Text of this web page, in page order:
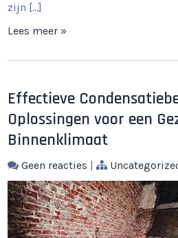
zijn […]
Lees meer »
Effectieve
Oplossingen voor een
Binnenklimaat
Geen reacties |